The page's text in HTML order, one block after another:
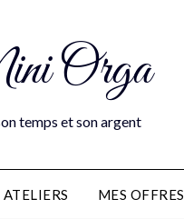
Orga
temps et son argent
ATELIERS MES OFFRES